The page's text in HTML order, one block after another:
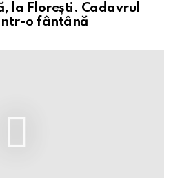
la Florești. Cadavrul
o fântână